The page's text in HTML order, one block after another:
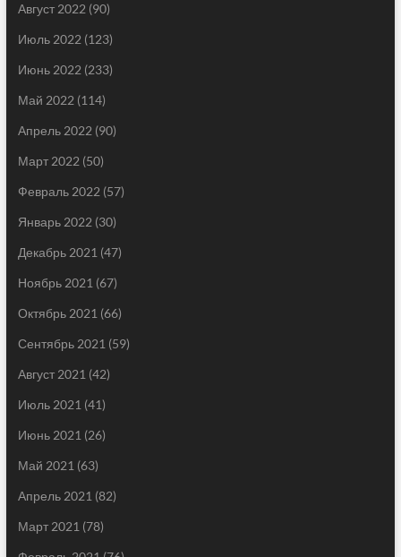
Август 2022 (90)
Июль 2022 (123)
Июнь 2022 (233)
Май 2022 (114)
Апрель 2022 (90)
Март 2022 (50)
Февраль 2022 (57)
Январь 2022 (30)
Декабрь 2021 (47)
Ноябрь 2021 (67)
Октябрь 2021 (66)
Сентябрь 2021 (59)
Август 2021 (42)
Июль 2021 (41)
Июнь 2021 (26)
Май 2021 (63)
Апрель 2021 (82)
Март 2021 (78)